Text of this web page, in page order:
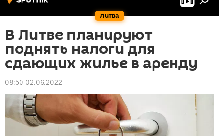
Литва
В Литве планируют
поднять налоги для
сдающих жилье в аренду
08:50 02.06.2022